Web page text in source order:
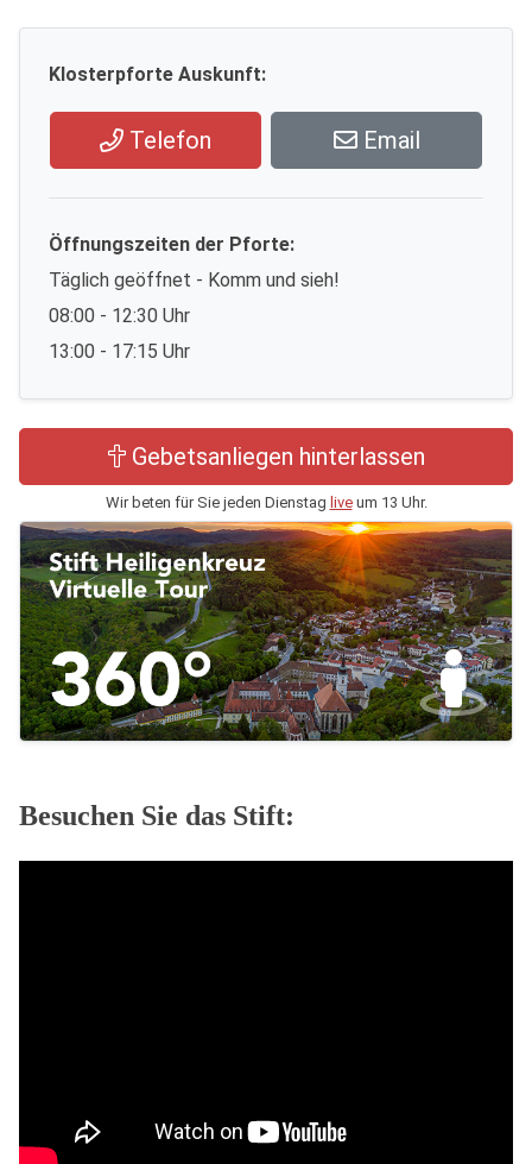
Klosterpforte Auskunft:
Telefon Email
Öffnungszeiten der Pforte:
Täglich geöffnet - Komm und sieh!
08:00 - 12:30 Uhr
13:00 - 17:15 Uhr
Gebetsanliegen hinterlassen
Wir beten für Sie jeden Dienstag liveum 13 Uhr.
Besuchen Sie das Stift: